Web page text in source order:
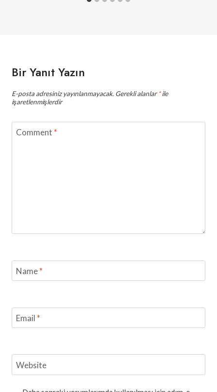
Bir Yanıt Yazın
E-posta adresiniz yayınlanmayacak. Gerekli alanlar*ile
işaretlenmişlerdir
Comment *
Name*
Email *
Website